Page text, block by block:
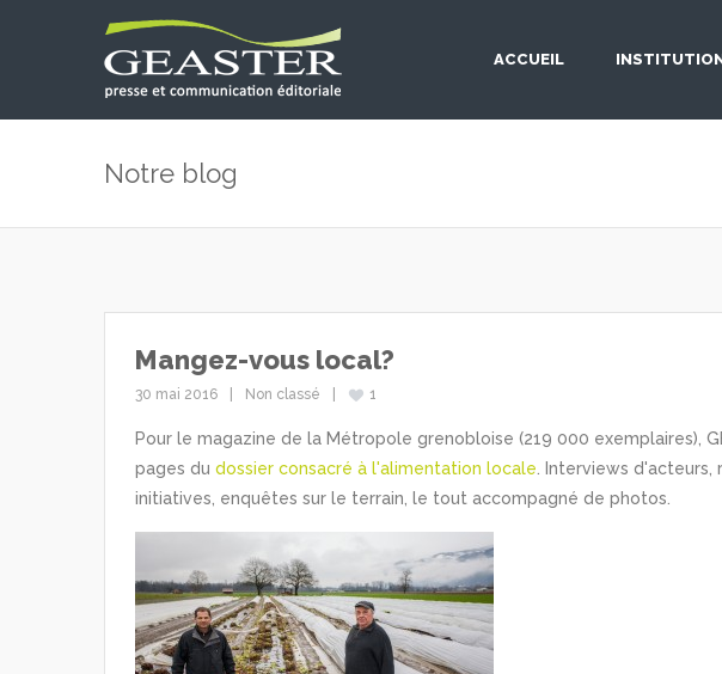
ACCUEIL
Notre blog
Mangez-vous local?
30 mai 2016 Non classé 1
Pour le magazine de la Métropole grenobloise (219 000 exemplaires),
pages du dossier consacré à l'alimentation locale . Interviews
initiatives, enquêtes sur le terrain, le tout accompagné de photos.